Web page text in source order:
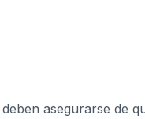
asegurarse de